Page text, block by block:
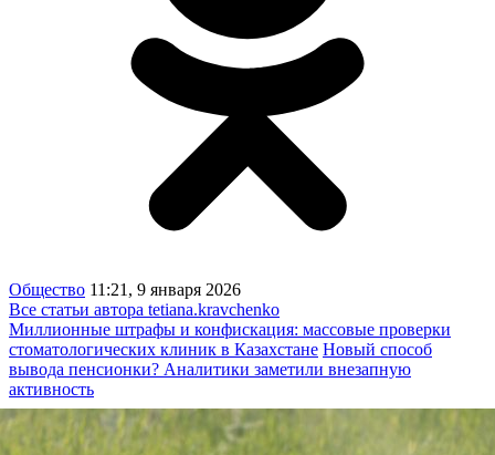
Общество 11:21, 9 января 2026
Все статьи автора tetiana.kravchenko
Миллионные штрафы и конфискация: массовые проверки
стоматологических клиник в Казахстане Новый способ
вывода пенсионки? Аналитики заметили внезапную
активность